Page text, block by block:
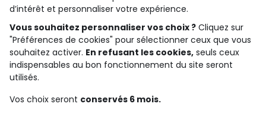
notre catalogue
Conditions générales de ventes et d'utilisation
Conditions d’utilisation des réseaux sociaux
Politique de confidentialité
Cookies et données personnelles
d’intérêt et personnaliser votre expérience.
Vous souhaitez personnaliser vos choix ? Cliquez sur
"Préférences de cookies" pour sélectionner ceux que vous
souhaitez activer. En refusant les cookies, seuls ceux
indispensables au bon fonctionnement du site seront
utilisés.
Vos choix seront conservés 6 mois.